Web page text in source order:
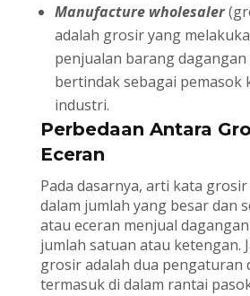
Manufacture wholesaler
adalah grosir yang
penjualan barang dagangan
bertindak sebagai pemasok
industri.
Perbedaan Antara
Eceran
Pada dasarnya, arti kata
dalam jumlah yang besar dan
atau eceran menjual
jumlah satuan atau ketengan.
grosir adalah dua pengaturan
termasuk di dalam rantai